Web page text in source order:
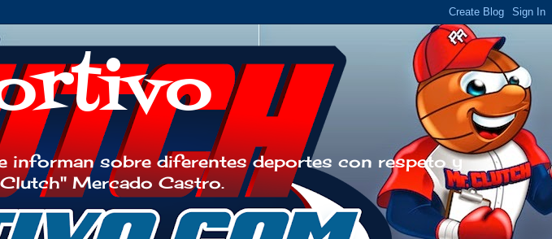
informan sobre diferentes deportes con respeto y
Mercado Castro.